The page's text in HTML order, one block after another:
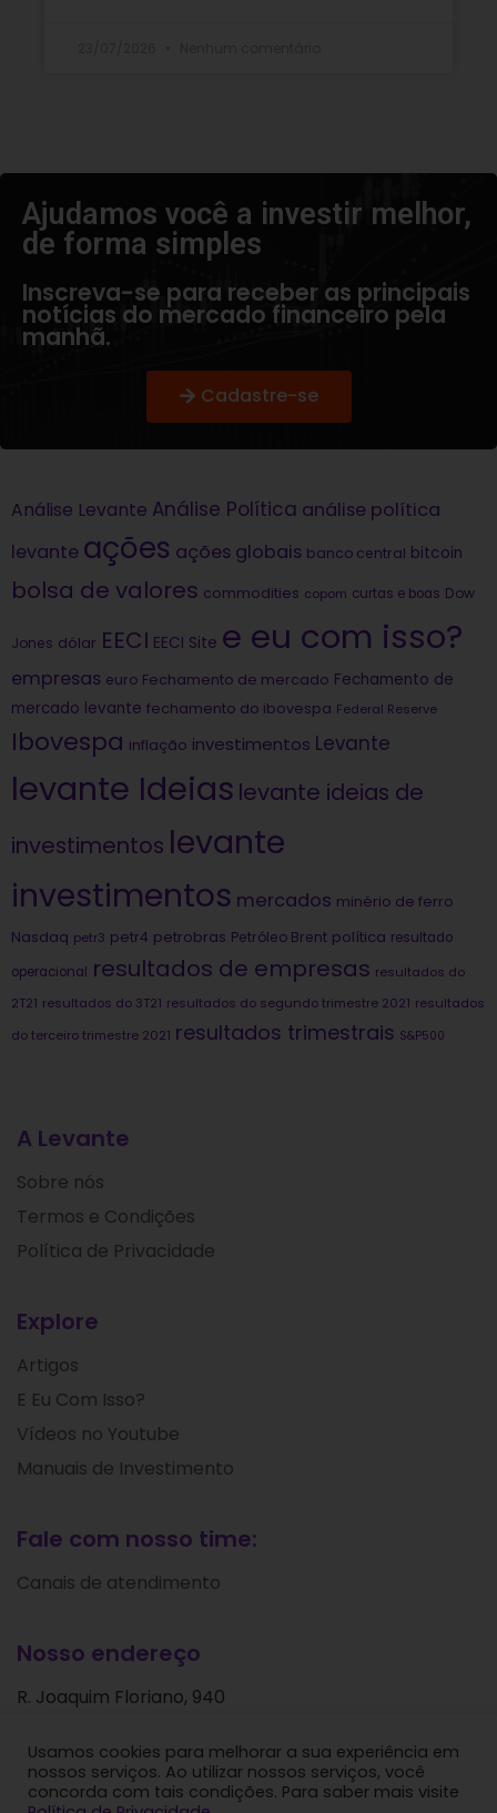
Ajudamos você a investir melhor,
de forma simples​
Inscreva-se para receber as principais
notícias do mercado financeiro pela
manhã.
Cadastre-se
Análise Levante Análise Política análise política
levante ações ações globais banco central bitcoin
bolsa de valores commodities copom curtas e boas Dow
Jones dólar EECI EECI Site e eu com isso?
empresas euro Fechamento de mercado Fechamento de
mercado levante fechamento do ibovespa Federal Reserve
Ibovespa inflação investimentos Levante
levante Ideias levante ideias de
investimentos levante
investimentos mercados minério de ferro
Nasdaq petr3 petr4 petrobras Petróleo Brent política resultado
operacional resultados de empresas resultados do
2T21 resultados do 3T21 resultados do segundo trimestre 2021 resultados
do terceiro trimestre 2021 resultados trimestrais S&P500
A Levante
Sobre nós
Termos e Condições
Política de Privacidade
Explore
Artigos
E Eu Com Isso?
Vídeos no Youtube
Manuais de Investimento
Fale com nosso time:
Canais de atendimento
Nosso endereço
R. Joaquim Floriano, 940
São Paulo - SP
CEP: 04534-004
Usamos cookies para melhorar a sua experiência em
nossos serviços. Ao utilizar nossos serviços, você
concorda com tais condições. Para saber mais visite